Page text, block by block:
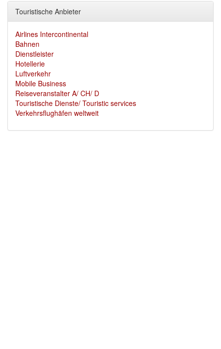
Touristische Anbieter
Airlines Intercontinental
Bahnen
Dienstleister
Hotellerie
Luftverkehr
Mobile Business
Reiseveranstalter A/ CH/ D
Touristische Dienste/ Touristic services
Verkehrsflughäfen weltweit